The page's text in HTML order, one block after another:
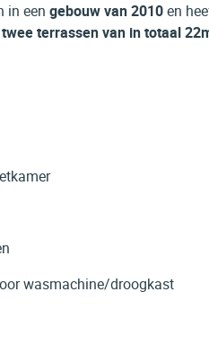
in een gebouw van 2010en
twee terrassen van in totaal
wasmachine/droogkast